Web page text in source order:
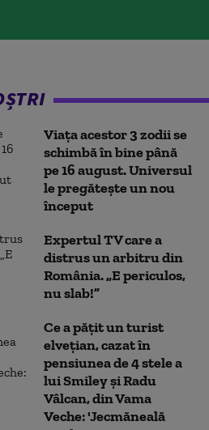
Viața acestor 3 zodii se
schimbă în bine până
pe 16 august. Universul
le pregătește un nou
început
Expertul TV care a
distrus un arbitru din
România. „E periculos,
nu slab!”
Ce a pățit un turist
elvețian, cazat în
pensiunea de 4 stele a
lui Smiley și Radu
Vâlcan, din Vama
Veche: 'Jecmăneală